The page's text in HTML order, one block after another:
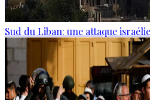
Sud du Liban: une attaque